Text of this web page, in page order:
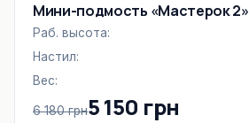
Мини-подмость «Мастерок 2»
Раб. высота:
Настил:
Вес:
6 180 грн5 150 грн